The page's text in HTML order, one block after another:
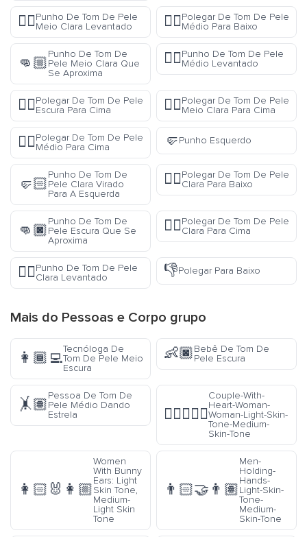
✊🏼Punho De Tom De Pele
Meio Clara Levantado
👎🏽Polegar De Tom De Pele
Médio Para Baixo
👊🏼
Punho De Tom De
Pele Meio Clara Que
Se Aproxima
✊🏽Punho De Tom De Pele
Médio Levantado
👍🏿Polegar De Tom De Pele
Escura Para Cima
👍🏼Polegar De Tom De Pele
Meio Clara Para Cima
👍🏽Polegar De Tom De Pele
Médio Para Cima
🤛Punho Esquerdo
🤛🏻
Punho De Tom De
Pele Clara Virado
Para A Esquerda
👎🏻Polegar De Tom De Pele
Clara Para Baixo
👊🏿
Punho De Tom De
Pele Escura Que Se
Aproxima
👍🏻Polegar De Tom De Pele
Clara Para Cima
✊🏻Punho De Tom De Pele
Clara Levantado
👎Polegar Para Baixo
Mais do Pessoas e Corpo grupo
👩🏾‍💻
Tecnóloga De
Tom De Pele Meio
Escura
👶🏿Bebê De Tom De
Pele Escura
🤸🏽
Pessoa De Tom De
Pele Médio Dando
Estrela
👩🏻‍❤️‍👩🏽
Couple-With-
Heart-Woman-
Woman-Light-Skin-
Tone-Medium-
Skin-Tone
👩🏻‍🐰‍👩🏼
Women
With Bunny
Ears: Light
Skin Tone,
Medium-
Light Skin
Tone
👨🏻‍🤝‍👨🏽
Men-
Holding-
Hands-
Light-Skin-
Tone-
Medium-
Skin-Tone